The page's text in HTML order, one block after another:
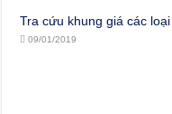
Tra cứu khung giá các
09/01/2019